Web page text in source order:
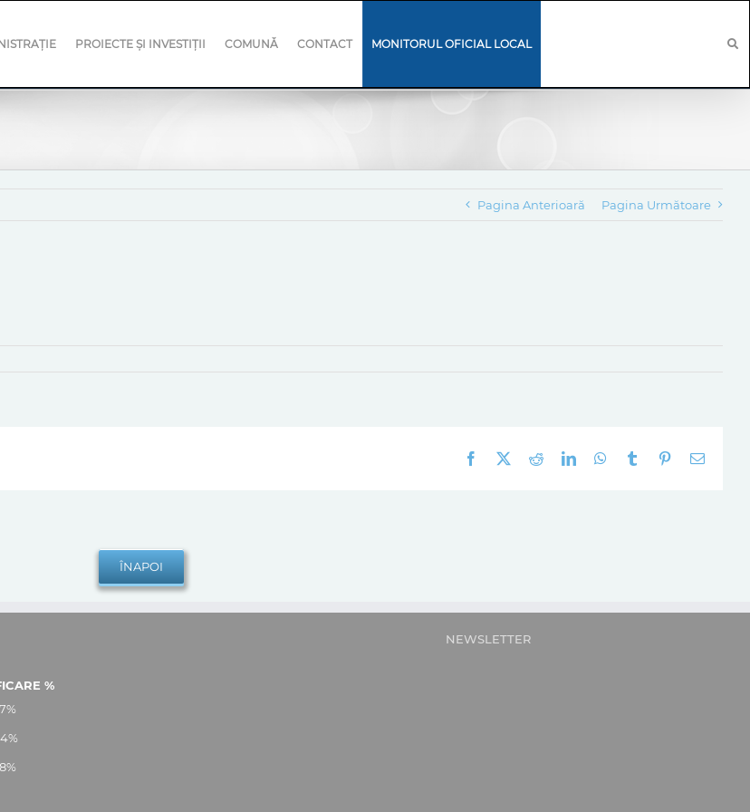
PROIECTE ȘI INVESTIȚII COMUNĂ CONTACT MONITORUL OFICIAL LOCAL
Pagina Anterioară Pagina Următoare
Facebook RedditLinkedInWhatsApp
Tumblr Pinterest
E-
%
%
%
%
NEWSLETTER